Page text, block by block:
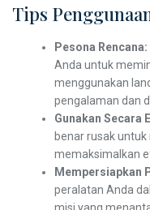
Tips
Pesona Rencana:
Anda untuk
menggunakan
pengalaman dan
Gunakan Secara
benar rusak
memaksimalkan
Mempersiapkan
peralatan Anda
misi yang